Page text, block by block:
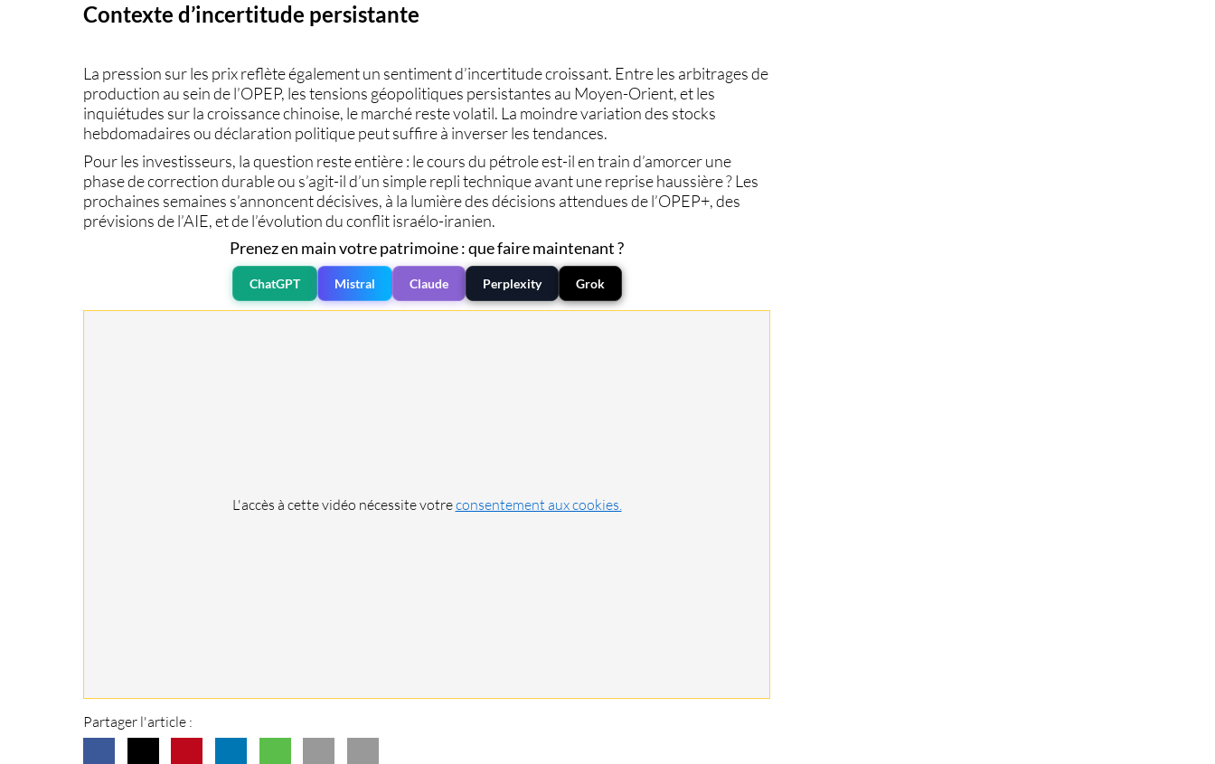
Contexte d’incertitude persistante
La pression sur les prix reflète également un sentiment d’incertitude croissant. Entre les arbitrages de
production au sein de l’OPEP, les tensions géopolitiques persistantes au Moyen-Orient, et les
inquiétudes sur la croissance chinoise, le marché reste volatil. La moindre variation des stocks
hebdomadaires ou déclaration politique peut suffire à inverser les tendances.
Pour les investisseurs, la question reste entière : lecours du pétroleest-il en train d’amorcer une
phase de correction durable ou s’agit-il d’un simple repli technique avant une reprise haussière ? Les
prochaines semaines s’annoncent décisives, à la lumière des décisions attendues de l’OPEP+, des
prévisions de l’AIE, et de l’évolution du conflit israélo-iranien.
Prenez en main votre patrimoine : que faire maintenant ?
ChatGPT Mistral Claude Perplexity Grok
L'accès à cette vidéo nécessite votreconsentement aux cookies.
Partager l'article :